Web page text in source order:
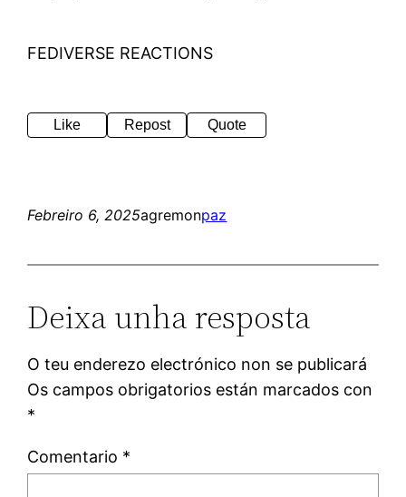
FEDIVERSE REACTIONS
Like Repost Quote
Febreiro 6, 2025agremonpaz
Deixa unha resposta
O teu enderezo electrónico non se publicará
Os campos obrigatorios están marcados con
*
Comentario *